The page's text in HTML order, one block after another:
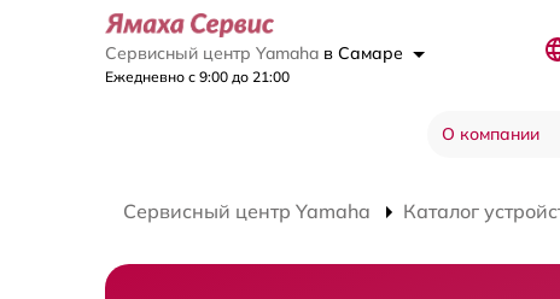
Сервисный центр Yamaha в Самаре
Ежедневно с 9:00 до 21:00
О компании
Сервисный центр Yamaha Каталог